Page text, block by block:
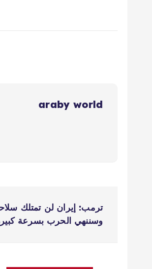
araby world
ص
ترمب: إيران لن تمتلك
وسننهي الحرب بسرعة